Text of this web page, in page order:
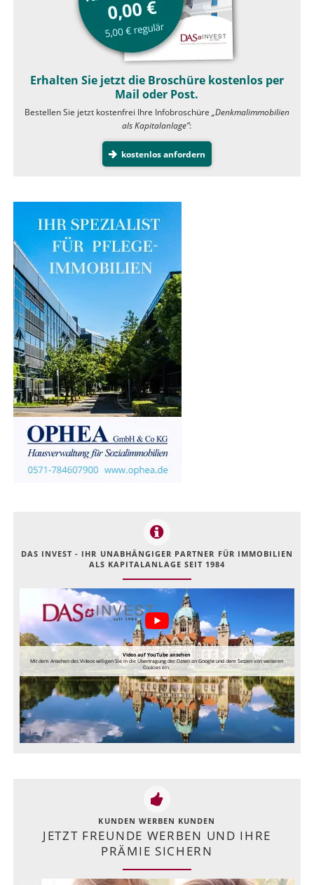
Erhalten Sie jetzt die Broschüre kostenlos per
Mail oder Post.
Bestellen Sie jetzt kostenfrei Ihre Infobroschüre „Denkmalimmobilien
als Kapitalanlage”:
kostenlos anfordern
DAS INVEST - IHR UNABHÄNGIGER PARTNER FÜR IMMOBILIEN
ALS KAPITALANLAGE SEIT 1984
Video auf YouTube ansehen
Mit dem Ansehen des Videos willigen Sie in die Übertragung der Daten an Google und dem Setzen von weiteren
Cookies ein.
KUNDEN WERBEN KUNDEN
JETZT FREUNDE WERBEN UND IHRE
PRÄMIE SICHERN